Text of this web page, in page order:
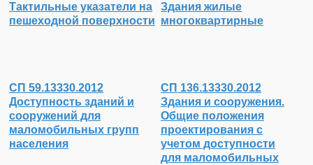
Тактильные указатели на
пешеходной поверхности
Здания жилые
многоквартирные
СП 59.13330.2012
Доступность зданий и
сооружений для
маломобильных групп
населения
СП 136.13330.2012
Здания и сооружения.
Общие положения
проектирования с
учетом доступности
для маломобильных